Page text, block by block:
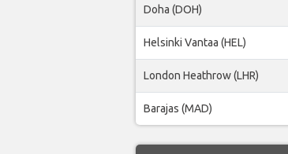
Doha (DOH)
Helsinki Vantaa (HEL)
London Heathrow (LHR)
Barajas (MAD)